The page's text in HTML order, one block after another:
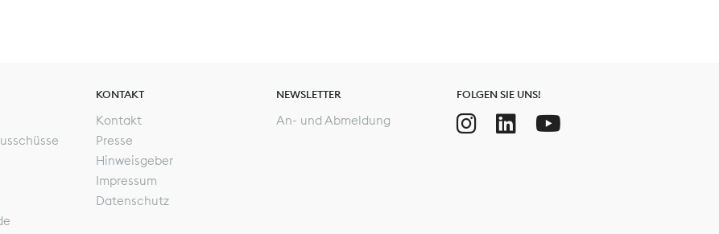
KONTAKT
Kontakt
Presse
Hinweisgeber
Impressum
Datenschutz
NEWSLETTER
An- und Abmeldung
FOLGEN SIE UNS!